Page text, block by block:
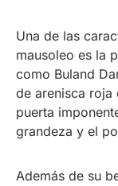
Una de las
mausoleo es la
como Buland
de arenisca roja
puerta
grandeza y el
Además de su